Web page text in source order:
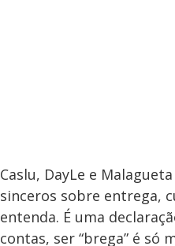
Caslu, DayLe e
sinceros sobre entrega,
entenda. É uma
contas, ser “brega” é